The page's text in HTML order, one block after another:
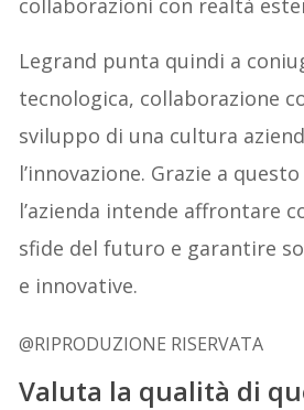
collaborazioni con realtà
Legrand punta quindi a
tecnologica, collaborazione
sviluppo di una cultura
l’innovazione. Grazie a
l’azienda intende affrontare
sfide del futuro e garantire
e innovative.
@RIPRODUZIONE RISERVATA
Valuta la qualità di